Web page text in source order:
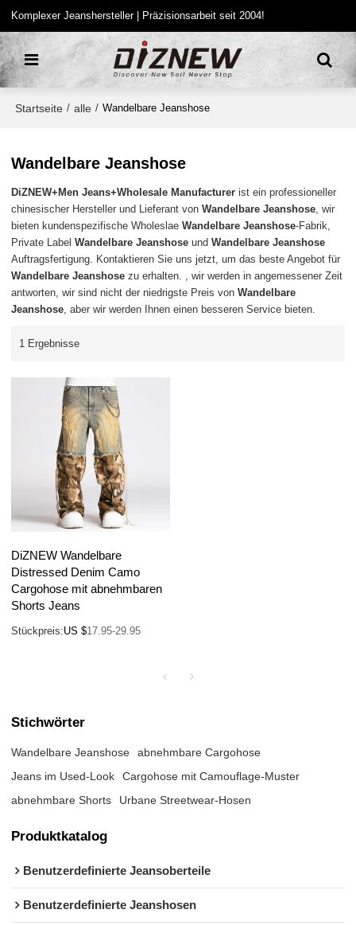
Komplexer Jeanshersteller | Präzisionsarbeit seit 2004!
Startseite / alle / Wandelbare Jeanshose
Wandelbare Jeanshose
DiZNEW+Men Jeans+Wholesale Manufacturer ist ein professioneller
chinesischer Hersteller und Lieferant vonWandelbare Jeanshose, wir
bieten kundenspezifische WholeslaeWandelbare Jeanshose-Fabrik,
Private LabelWandelbare Jeanshose undWandelbare Jeanshose
Auftragsfertigung. Kontaktieren Sie uns jetzt, um das beste Angebot für
Wandelbare Jeanshose zu erhalten. , wir werden in angemessener Zeit
antworten, wir sind nicht der niedrigste Preis vonWandelbare
Jeanshose, aber wir werden Ihnen einen besseren Service bieten.
1 Ergebnisse
DiZNEW Wandelbare
Distressed Denim Camo
Cargohose mit abnehmbaren
Shorts Jeans
Stückpreis:US $17.95-29.95
Stichwörter
Wandelbare Jeanshose
abnehmbare Cargohose
Jeans im Used-Look
Cargohose mit Camouflage-Muster
abnehmbare Shorts
Urbane Streetwear-Hosen
Produktkatalog
Benutzerdefinierte Jeansoberteile
Benutzerdefinierte Jeanshosen